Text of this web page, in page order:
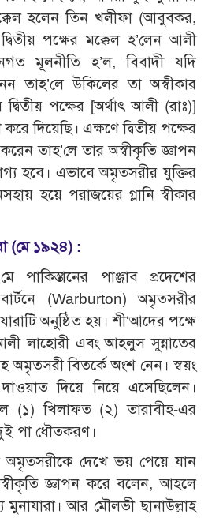
হলেন তিন খলীফা (আবুবকর,
পক্ষের মক্কেল হ’লেন আলী
মূলনীতি হ’ল, বিবাদী যদি
তাহ’লে উকিলের তা অস্বীকার
পক্ষের [অর্থাৎ আলী (রাঃ)]
দিয়েছি। এক্ষণে দ্বিতীয় পক্ষের
তাহ’লে তার অস্বীকৃতি জ্ঞাপন
হবে। এভাবে অমৃতসরীর যুক্তির
হয়ে পরাজয়ের গ্লানি স্বীকার
(মে ১৯২৪) :
পাঞ্জাব প্রদেশের
(Warburton) অমৃতসরীর
অনুষ্ঠিত হয়। শী‘আদের পক্ষে
লাহোরী এবং আহলুস সুন্নাতের
অমৃতসরী বিতর্কে অংশ নেন। স্বয়ং
দিয়ে নিয়ে এসেছিলেন।
(১) খিলাফত (২) তারাবীহ-এর
পা ধৌতকরণ।
অমৃতসরীকে দেখে ভয় পেয়ে যান
জ্ঞাপন করে বলেন, আহলে
মুনাযারা। আর মৌলভী ছানাউল্লাহ